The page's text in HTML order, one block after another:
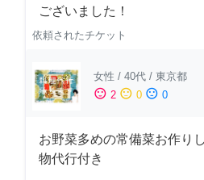
ございました！
依頼されたチケット
女性 / 40代 / 東京都
sentiment_satisfied 2 sentiment_neutral 0 sentiment_dissatisfied 0
お野菜多めの常備菜お作り
物代行付き